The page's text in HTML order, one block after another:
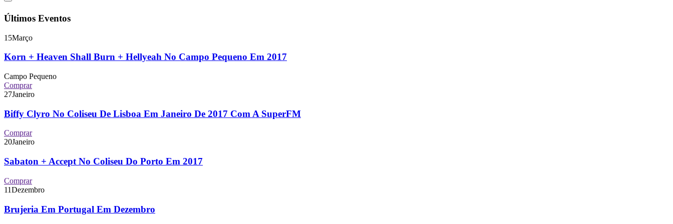
Últimos Eventos
15Março
Korn + Heaven Shall Burn + Hellyeah No Campo Pequeno Em 2017
Campo Pequeno
Comprar
27Janeiro
Biffy Clyro No Coliseu De Lisboa Em Janeiro De 2017 Com A SuperFM
Comprar
20Janeiro
Sabaton + Accept No Coliseu Do Porto Em 2017
Comprar
11Dezembro
Brujeria Em Portugal Em Dezembro